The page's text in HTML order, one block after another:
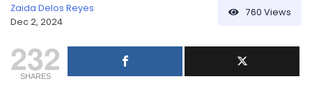
Zaida Delos Reyes
Dec 2, 2024
760 Views
232
SHARES